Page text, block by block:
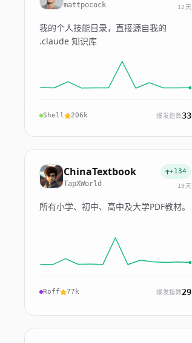
mattpocock 12天
我的个人技能目录，直接源自我的
.claude 知识库
Shell 206k 爆发指数33
ChinaTextbook
TapXWorld
+134
19天
所有小学、初中、高中及大学PDF教材。
Roff 77k 爆发指数29